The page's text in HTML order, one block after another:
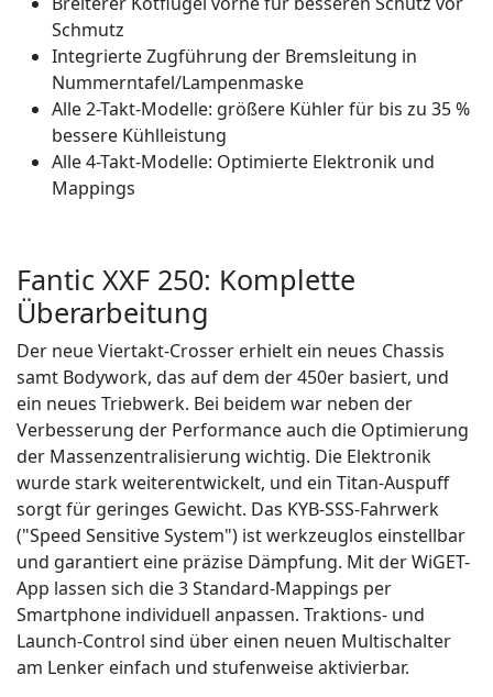
Schmutz
Integrierte Zugführung der Bremsleitung in
Nummerntafel/Lampenmaske
Alle 2-Takt-Modelle: größere Kühler für bis zu 35 %
bessere Kühlleistung
Alle 4-Takt-Modelle: Optimierte Elektronik und
Mappings
Fantic XXF 250: Komplette
Überarbeitung
Der neue Viertakt-Crosser erhielt ein neues Chassis
samt Bodywork, das auf dem der 450er basiert, und
ein neues Triebwerk. Bei beidem war neben der
Verbesserung der Performance auch die Optimierung
der Massenzentralisierung wichtig. Die Elektronik
wurde stark weiterentwickelt, und ein Titan-Auspuff
sorgt für geringes Gewicht. Das KYB-SSS-Fahrwerk
("Speed Sensitive System") ist werkzeuglos einstellbar
und garantiert eine präzise Dämpfung. Mit der WiGET-
App lassen sich die 3 Standard-Mappings per
Smartphone individuell anpassen. Traktions- und
Launch-Control sind über einen neuen Multischalter
am Lenker einfach und stufenweise aktivierbar.